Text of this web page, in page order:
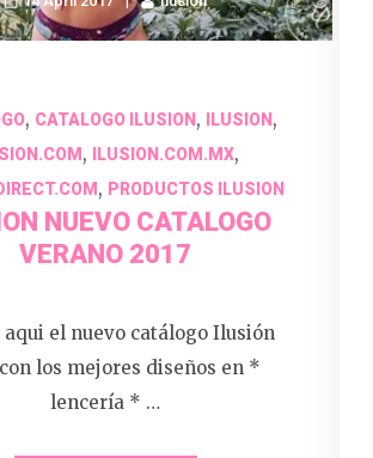
, CATALOGO ILUSION, ILUSION,
, ILUSION.COM.MX,
, PRODUCTOS ILUSION
NUEVO CATALOGO
VERANO 2017
aqui el nuevo catálogo Ilusión
los mejores diseños en *
lencería * …